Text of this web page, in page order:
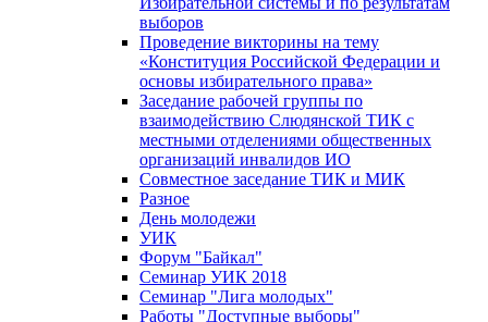
выборов
Проведение викторины на тему
«Конституция Российской Федерации и
основы избирательного права»
Заседание рабочей группы по
взаимодействию Слюдянской ТИК с
местными отделениями общественных
организаций инвалидов ИО
Совместное заседание ТИК и МИК
Разное
День молодежи
УИК
Форум "Байкал"
Семинар УИК 2018
Семинар "Лига молодых"
Работы "Доступные выборы"